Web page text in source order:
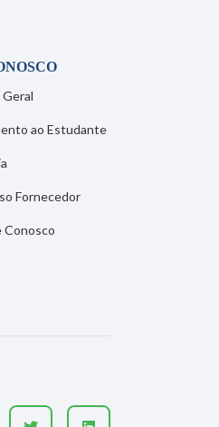
ao Estudante
Fornecedor
Conosco